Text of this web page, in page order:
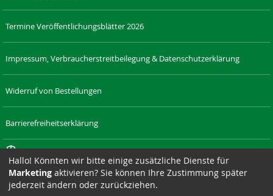
Termine Veröffentlichungsblätter 2026
Impressum, Verbraucherstreitbeilegung & Datenschutzerklärung
Widerruf von Bestellungen
Barrierefreiheitserklärung
Cookie-Einstellungen
SAXONIA-
Hallo! Könnten wir bitte einige zusätzliche Dienste für
Marketing aktivieren? Sie können Ihre Zustimmung später
jederzeit ändern oder zurückziehen.